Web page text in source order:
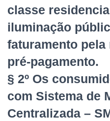
classe
iluminação
faturamento pela
pré-pagamento.
§ 2º Os
com Sistema de
Centralizada –